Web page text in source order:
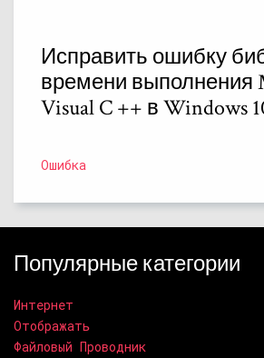
Исправить ошибку
времени выполнения
Visual C ++ в Windows
Ошибка
Популярные категории
Интернет
Отображать
Файловый Проводник